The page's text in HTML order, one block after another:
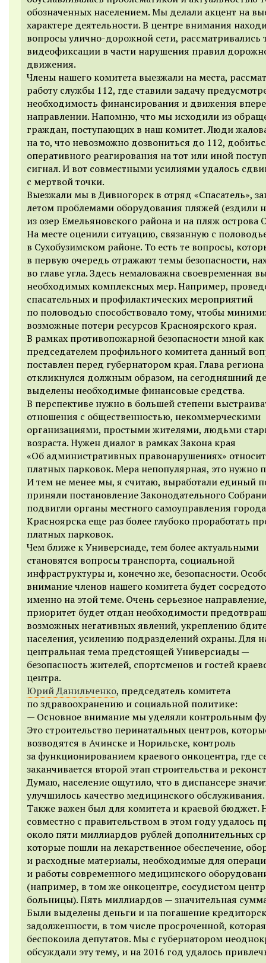
обозначенных населением. Мы делали акцент на
характере деятельности. В центре внимания
вопросы улично-дорожной сети, рассматривались
видеофиксации в части нарушения правил
движения.
Члены нашего комитета выезжали на места,
работу службы 112, где ставили задачу
необходимость финансирования и движения
направлении. Напомню, что мы исходили из
граждан, поступающих в наш комитет. Люди
на то, что невозможно дозвониться до 112,
оперативного реагирования на тот или иной
сигнал. И вот совместными усилиями удалось
с мертвой точки.
Выезжали мы в Дивногорск в отряд «Спасатель»,
летом проблемами оборудования пляжей (ездили
из озер Емельяновского района и на пляж острова
На месте оценили ситуацию, связанную с
в Сухобузимском районе. То есть те вопросы,
в первую очередь отражают темы безопасности,
во главе угла. Здесь немаловажна своевременная
необходимых комплексных мер. Например,
спасательных и профилактических мероприятий
по половодью способствовало тому, чтобы
возможные потери ресурсов Красноярского края.
В рамках противопожарной безопасности мной как
председателем профильного комитета данный
поставлен перед губернатором края. Глава региона
откликнулся должным образом, на сегодняшний
выделены необходимые финансовые средства.
В перспективе нужно в большей степени
отношения с общественностью, некоммерческими
организациями, простыми жителями, людьми
возраста. Нужен диалог в рамках Закона края
«Об административных правонарушениях»
платных парковок. Мера непопулярная, это нужно
И тем не менее мы, я считаю, выработали единый
приняли постановление Законодательного
подвигли органы местного самоуправления города
Красноярска еще раз более глубоко проработать
платных парковок.
Чем ближе к Универсиаде, тем более актуальными
становятся вопросы транспорта, социальной
инфраструктуры и, конечно же, безопасности.
внимание членов нашего комитета будет
именно на этой теме. Очень серьезное
приоритет будет отдан необходимости
возможных негативных явлений, укреплению
населения, усилению подразделений охраны. Для
центральная тема предстоящей Универсиады —
безопасность жителей, спортсменов и гостей
центра.
Юрий Данильченко, председатель комитета
по здравоохранению и социальной политике:
— Основное внимание мы уделяли контрольным
Это строительство перинатальных центров,
возводятся в Ачинске и Норильске, контроль
за функционированием краевого онкоцентра, где
заканчивается второй этап строительства и
Думаю, население ощутило, что в диспансере
улучшилось качество медицинского обслуживания.
Также важен был для комитета и краевой бюджет.
совместно с правительством в этом году удалось
около пяти миллиардов рублей дополнительных
которые пошли на лекарственное обеспечение,
и расходные материалы, необходимые для
и работы современного медицинского
(например, в том же онкоцентре, сосудистом
больницы). Пять миллиардов — значительная
Были выделены деньги и на погашение
задолженности, в том числе просроченной, которая
беспокоила депутатов. Мы с губернатором
обсуждали эту тему, и на 2016 год удалось